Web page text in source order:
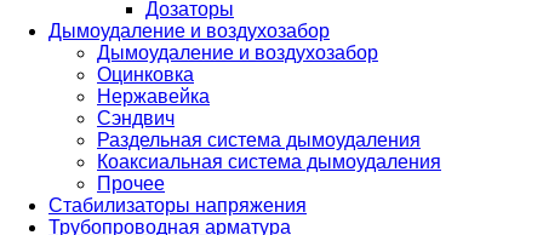
Дозаторы
Дымоудаление и воздухозабор
Дымоудаление и воздухозабор
Оцинковка
Нержавейка
Сэндвич
Раздельная система дымоудаления
Коаксиальная система дымоудаления
Прочее
Стабилизаторы напряжения
Трубопроводная арматура